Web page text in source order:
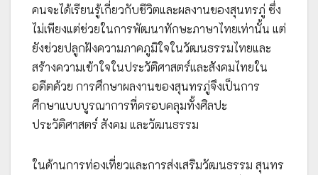
คนจะได้เรียนรู้เกี่ยวกับชีวิตและผลงานของสุนทรภู่ ซึ่ง
ไม่เพียงแต่ช่วยในการพัฒนาทักษะภาษาไทยเท่านั้น แต่
ยังช่วยปลูกฝังความภาคภูมิใจในวัฒนธรรมไทยและ
สร้างความเข้าใจในประวัติศาสตร์และสังคมไทยใน
อดีตด้วย การศึกษาผลงานของสุนทรภู่จึงเป็นการ
ศึกษาแบบบูรณาการที่ครอบคลุมทั้งศิลปะ
ประวัติศาสตร์ สังคม และวัฒนธรรม
ในด้านการท่องเที่ยวและการส่งเสริมวัฒนธรรม สุนทร